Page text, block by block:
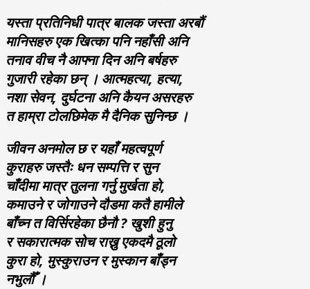
यस्ता प्रतिनिधी पात्र बालक जस्ता अरबौं
मानिसहरु एक खित्का पनि नहाँसी अनि
तनाव वीच नै आफ्ना दिन अनि बर्षहरु
गुजारी रहेका छन्‌ । आत्महत्या, हत्या,
नशा सेवन, दुर्घटना अनि कैयन असरहरु
त हाम्रा टोलछिमेक मै दैनिक सुनिन्छ ।
जीवन अनमोल छ र यहाँ महत्वपूर्ण
कुराहरु जस्तैः धन सम्पत्ति र सुन
चाँदीमा मात्र तुलना गर्नु मुर्खता हो,
कमाउने र जोगाउने दौडमा कतै हामीले
बाँच्न त विर्सिरहेका छैनौ ? खुशी हुनु
र सकारात्मक सोच राख्नु एकदमै ठूलो
कुरा हो, मुस्कुराउन र मुस्कान बाँड्न
नभुलौँ ।